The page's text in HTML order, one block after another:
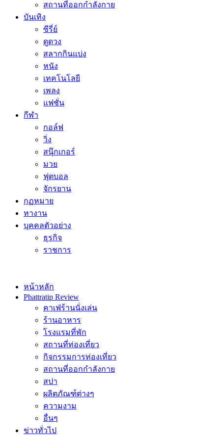
สถานที่ออกกำลังกาย
บันเทิง
ซีรี่ย์
ดูดวง
สลากกินแบ่ง
หนัง
เทคโนโลยี
เพลง
แฟชั่น
กีฬา
กอล์ฟ
วิ่ง
สนุ๊กเกอร์
มวย
ฟุตบอล
จักรยาน
กฏหมาย
หางาน
บุคคลตัวอย่าง
ธุรกิจ
ราชการ
หน้าหลัก
Phattratip Review
คาเฟ่ร้านนั่งเล่น
ร้านอาหาร
โรงแรมที่พัก
สถานที่ท่องเที่ยว
กิจกรรมการท่องเที่ยว
สถานที่ออกกำลังกาย
สปา
ผลิตภัณฑ์ต่างๆ
ความงาม
อื่นๆ
ข่าวทั่วไป